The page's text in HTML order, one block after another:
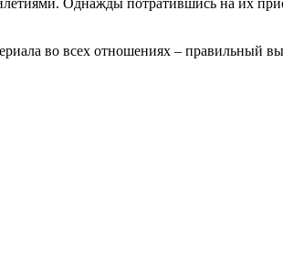
Однажды потратившись на их
во всех отношениях – правильный